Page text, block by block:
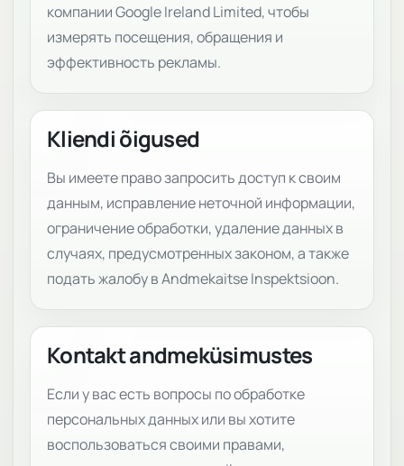
компании Google Ireland Limited, чтобы
измерять посещения, обращения и
эффективность рекламы.
Kliendi õigused
Вы имеете право запросить доступ к своим
данным, исправление неточной информации,
ограничение обработки, удаление данных в
случаях, предусмотренных законом, а также
подать жалобу в Andmekaitse Inspektsioon.
Kontakt andmeküsimustes
Если у вас есть вопросы по обработке
персональных данных или вы хотите
воспользоваться своими правами,